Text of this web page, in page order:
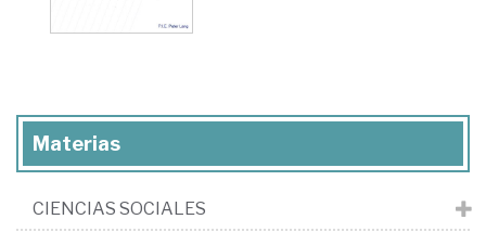
Materias
CIENCIAS SOCIALES